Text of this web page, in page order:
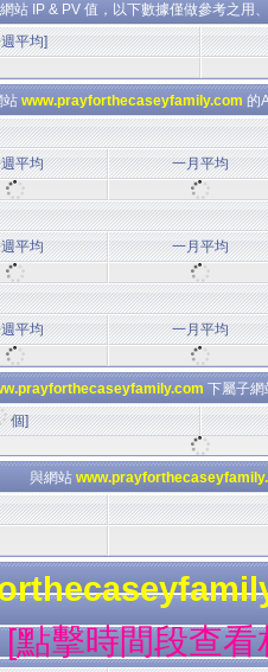
站 IP & PV 值，以下數據僅做參考之用
平均]
站 www.prayforthecaseyfamily.com 的
平均 一月平均
平均 一月平均
平均 一月平均
下屬子網
個]
與網站
[點擊時間段查